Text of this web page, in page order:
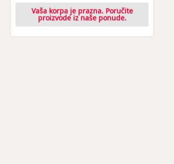
Vaša korpa je prazna. Poručite
proizvode iz naše ponude.